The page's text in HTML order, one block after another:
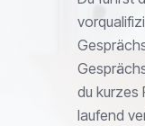
du kurzes
laufend